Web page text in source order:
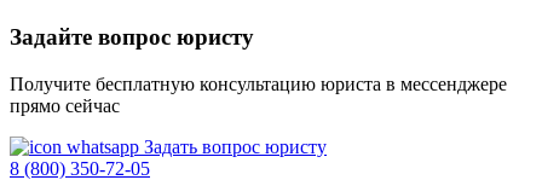
Задайте вопрос юристу
Получите бесплатную консультацию юриста в мессенджере
прямо сейчас
Задать вопрос юристу
8 (800) 350-72-05